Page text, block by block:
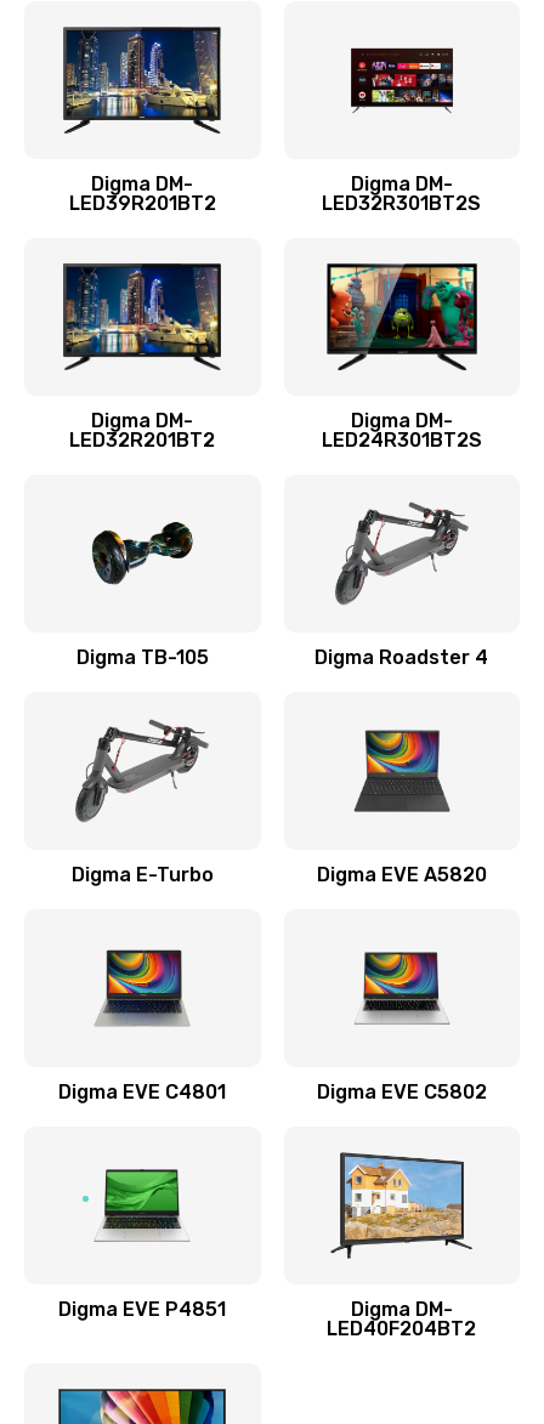
Замена системы охлаждения
Замена процессора
Замена оперативной памяти
Замена USB порта
Замена клавиатуры
Замена видеокарты
1895 руб.
Ремонт разъема питания
Digma DM-
LED39R201BT2
Digma DM-
LED32R301BT2S
Digma DM-
LED32R201BT2
Digma DM-
LED24R301BT2S
Digma TB-105 Digma Roadster 4
Digma E-Turbo Digma EVE A5820
Digma EVE C4801 Digma EVE C5802
Digma EVE P4851
Digma DM-
LED40F204BT2